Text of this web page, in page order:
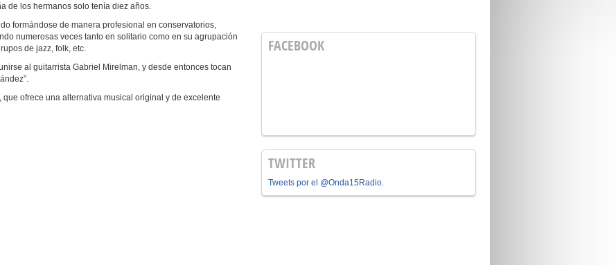
de los hermanos solo tenía diez años.
formándose de manera profesional en conservatorios,
numerosas veces tanto en solitario como en su agrupación
de jazz, folk, etc.
al guitarrista Gabriel Mirelman, y desde entonces tocan
ofrece una alternativa musical original y de excelente
FACEBOOK
TWITTER
Tweets por el @Onda15Radio.